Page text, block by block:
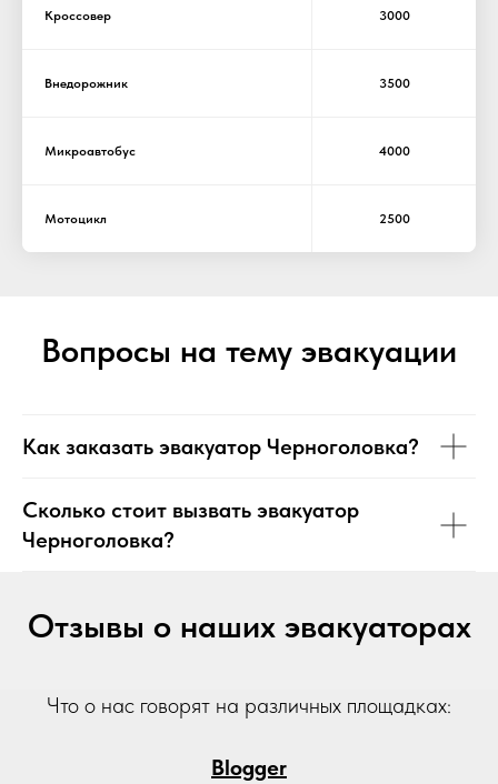
Кроссовер 3000
Внедорожник 3500
Микроавтобус 4000
Мотоцикл 2500
Вопросы на тему эвакуации
Как заказать эвакуатор Черноголовка?
Сколько стоит вызвать эвакуатор
Черноголовка?
Отзывы о наших эвакуаторах
Что о нас говорят на различных площадках:
Blogger